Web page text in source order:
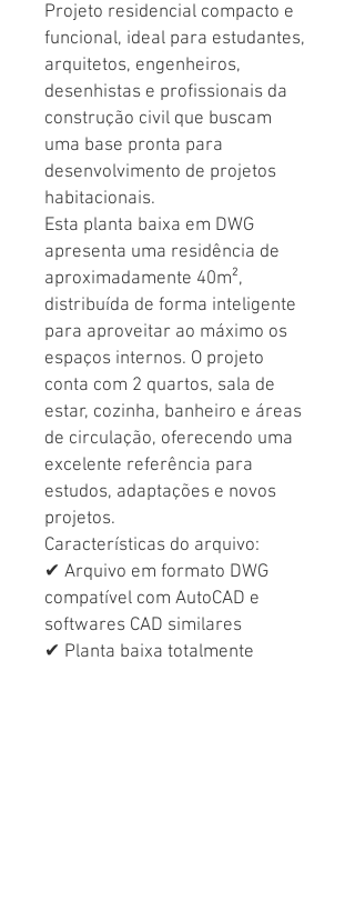
Projeto residencial compacto e
funcional, ideal para estudantes,
arquitetos, engenheiros,
desenhistas e profissionais da
construção civil que buscam
uma base pronta para
desenvolvimento de projetos
habitacionais.
Esta planta baixa em DWG
apresenta uma residência de
aproximadamente 40m²,
distribuída de forma inteligente
para aproveitar ao máximo os
espaços internos. O projeto
conta com 2 quartos, sala de
estar, cozinha, banheiro e áreas
de circulação, oferecendo uma
excelente referência para
estudos, adaptações e novos
projetos.
Características do arquivo:
✔ Arquivo em formato DWG
compatível com AutoCAD e
softwares CAD similares
✔ Planta baixa totalmente